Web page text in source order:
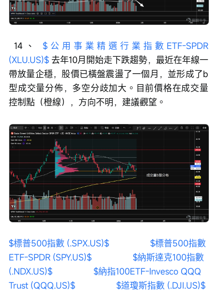
14、 $公用事業精選行業指數ETF-SPDR
(XLU.US)$ 去年10月開始走下跌趨勢，最近在年線一
帶放量企穩，股價已橫盤震盪了一個月，並形成了b
型成交量分佈，多空分歧加大。目前價格在成交量
控制點（橙線），方向不明，建議觀望。
$標普500指數 (.SPX.US)$
$標普500指數
ETF-SPDR (SPY.US)$
$納斯達克100指數
(.NDX.US)$
$納指100ETF-Invesco QQQ
Trust (QQQ.US)$
$道瓊斯指數 (.DJI.US)$